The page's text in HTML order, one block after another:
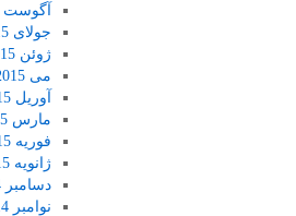
آگوست 2015
جولای 2015
ژوئن 2015
می 2015
آوریل 2015
مارس 2015
فوریه 2015
ژانویه 2015
دسامبر 2014
نوامبر 2014